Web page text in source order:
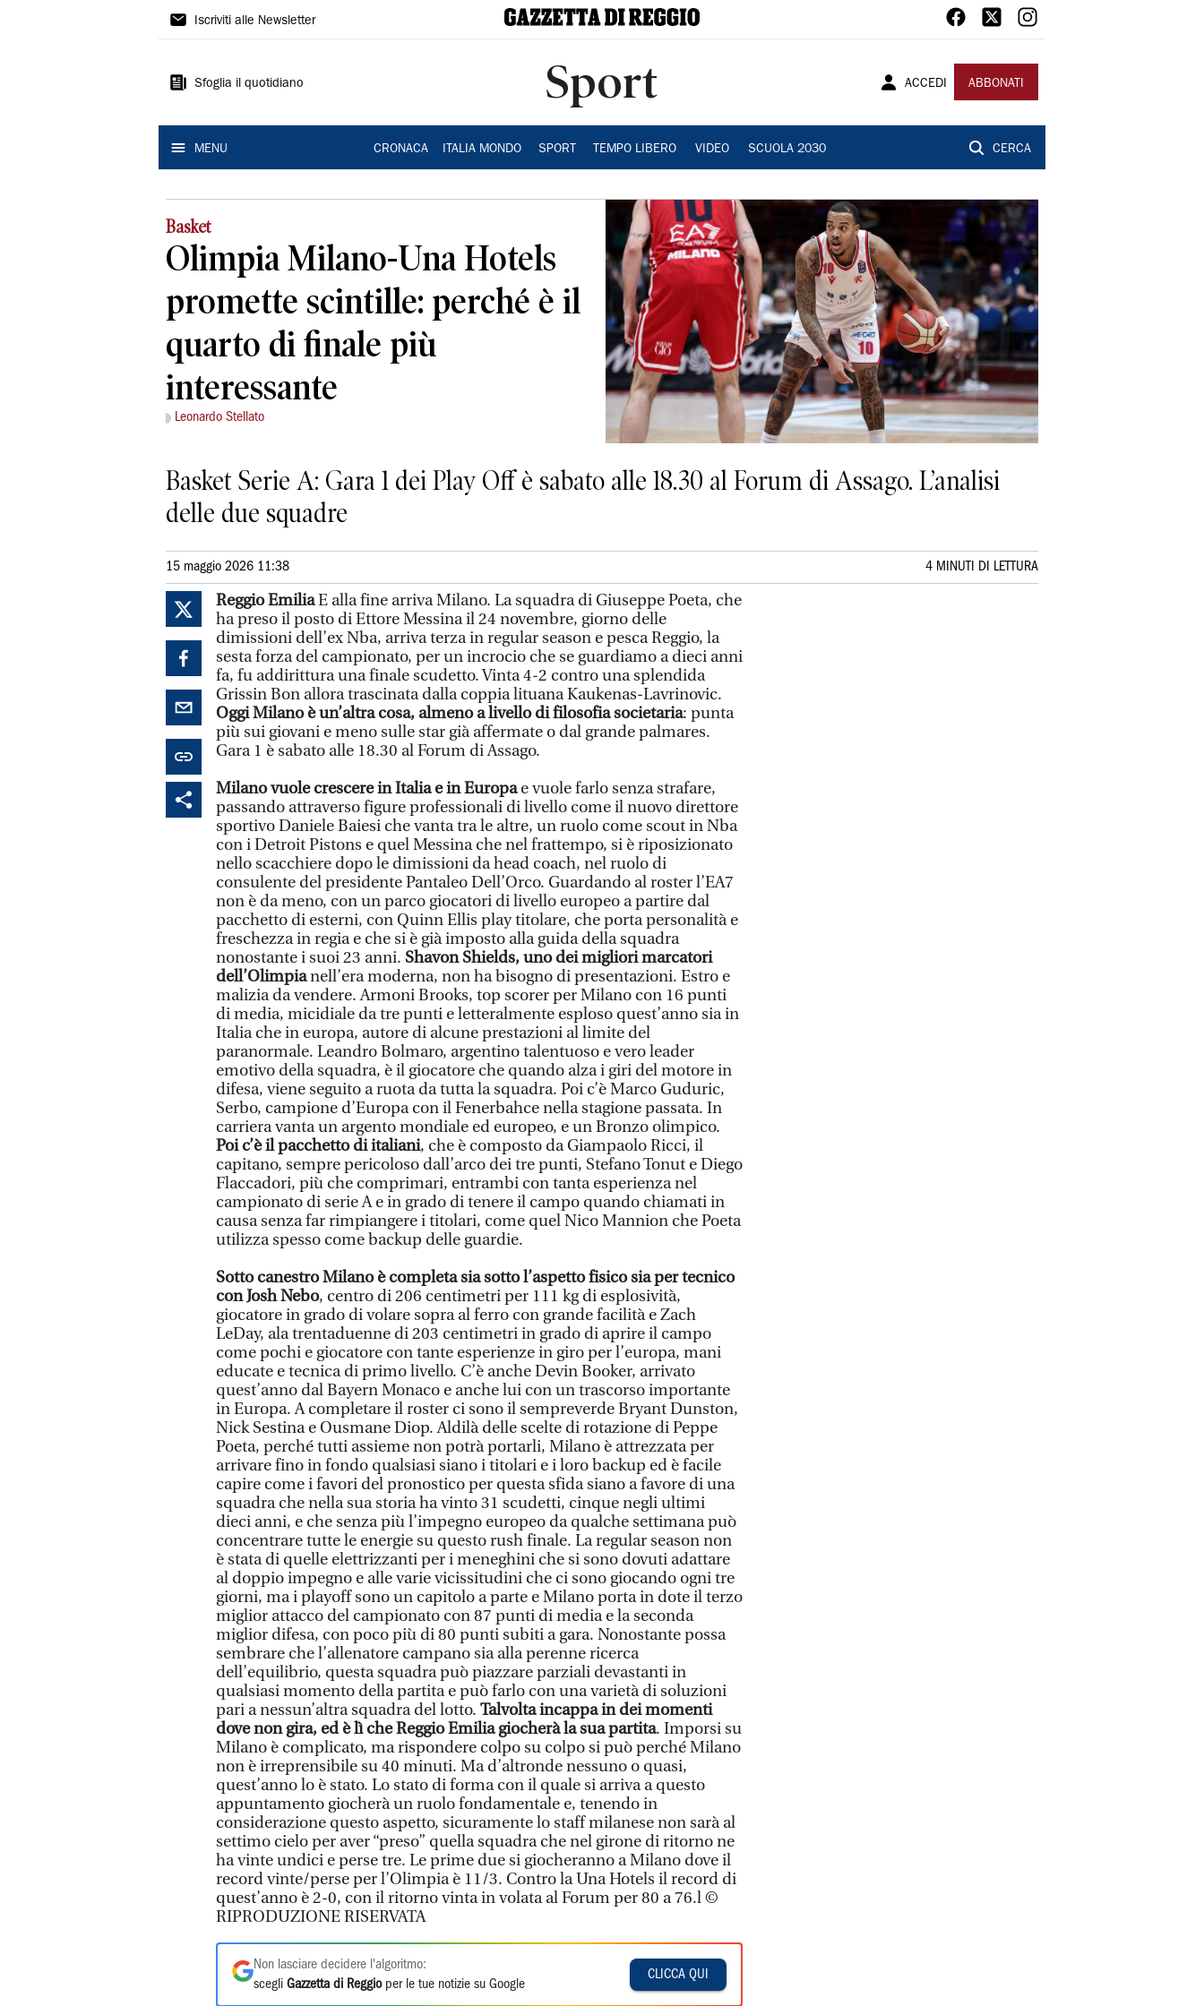
Gazzetta
Reggio
Iscriviti alle Newsletter
Sfoglia il quotidiano Sport ACCEDI ABBONATI
MENU CRONACA ITALIA MONDO SPORT TEMPO LIBERO VIDEO SCUOLA 2030 CERCA
Basket
Olimpia Milano-Una Hotels
promette scintille: perché è il
quarto di finale più
interessante
Leonardo Stellato
Basket Serie A: Gara 1 dei Play Off è sabato alle 18.30 al Forum di Assago. L’analisi
delle due squadre
15 maggio 2026 11:38 4 MINUTI DI LETTURA
Reggio EmiliaE alla fine arriva Milano. La squadra di Giuseppe Poeta, che
ha preso il posto di Ettore Messina il 24 novembre, giorno delle
dimissioni dell’ex Nba, arriva terza in regular season e pesca Reggio, la
sesta forza del campionato, per un incrocio che se guardiamo a dieci anni
fa, fu addirittura una finale scudetto. Vinta 4-2 contro una splendida
Grissin Bon allora trascinata dalla coppia lituana Kaukenas-Lavrinovic.
Oggi Milano è un’altra cosa, almeno a livello di filosofia societaria: punta
più sui giovani e meno sulle star già affermate o dal grande palmares.
Gara 1 è sabato alle 18.30 al Forum di Assago.
Milano vuole crescere in Italia e in Europae vuole farlo senza strafare,
passando attraverso figure professionali di livello come il nuovo direttore
sportivo Daniele Baiesi che vanta tra le altre, un ruolo come scout in Nba
con i Detroit Pistons e quel Messina che nel frattempo, si è riposizionato
nello scacchiere dopo le dimissioni da head coach, nel ruolo di
consulente del presidente Pantaleo Dell’Orco. Guardando al roster l’EA7
non è da meno, con un parco giocatori di livello europeo a partire dal
pacchetto di esterni, con Quinn Ellis play titolare, che porta personalità e
freschezza in regia e che si è già imposto alla guida della squadra
nonostante i suoi 23 anni. Shavon Shields, uno dei migliori marcatori
dell’Olimpianell’era moderna, non ha bisogno di presentazioni. Estro e
malizia da vendere. Armoni Brooks, top scorer per Milano con 16 punti
di media, micidiale da tre punti e letteralmente esploso quest’anno sia in
Italia che in europa, autore di alcune prestazioni al limite del
paranormale. Leandro Bolmaro, argentino talentuoso e vero leader
emotivo della squadra, è il giocatore che quando alza i giri del motore in
difesa, viene seguito a ruota da tutta la squadra. Poi c’è Marco Guduric,
Serbo, campione d’Europa con il Fenerbahce nella stagione passata. In
carriera vanta un argento mondiale ed europeo, e un Bronzo olimpico.
Poi c’è il pacchetto di italiani, che è composto da Giampaolo Ricci, il
capitano, sempre pericoloso dall’arco dei tre punti, Stefano Tonut e Diego
Flaccadori, più che comprimari, entrambi con tanta esperienza nel
campionato di serie A e in grado di tenere il campo quando chiamati in
causa senza far rimpiangere i titolari, come quel Nico Mannion che Poeta
utilizza spesso come backup delle guardie.
Sotto canestro Milano è completa sia sotto l’aspetto fisico sia per tecnico
con Josh Nebo, centro di 206 centimetri per 111 kg di esplosività,
giocatore in grado di volare sopra al ferro con grande facilità e Zach
LeDay, ala trentaduenne di 203 centimetri in grado di aprire il campo
come pochi e giocatore con tante esperienze in giro per l’europa, mani
educate e tecnica di primo livello. C’è anche Devin Booker, arrivato
quest’anno dal Bayern Monaco e anche lui con un trascorso importante
in Europa. A completare il roster ci sono il sempreverde Bryant Dunston,
Nick Sestina e Ousmane Diop. Aldilà delle scelte di rotazione di Peppe
Poeta, perché tutti assieme non potrà portarli, Milano è attrezzata per
arrivare fino in fondo qualsiasi siano i titolari e i loro backup ed è facile
capire come i favori del pronostico per questa sfida siano a favore di una
squadra che nella sua storia ha vinto 31 scudetti, cinque negli ultimi
dieci anni, e che senza più l’impegno europeo da qualche settimana può
concentrare tutte le energie su questo rush finale. La regular season non
è stata di quelle elettrizzanti per i meneghini che si sono dovuti adattare
al doppio impegno e alle varie vicissitudini che ci sono giocando ogni tre
giorni, ma i playoff sono un capitolo a parte e Milano porta in dote il terzo
miglior attacco del campionato con 87 punti di media e la seconda
miglior difesa, con poco più di 80 punti subiti a gara. Nonostante possa
sembrare che l’allenatore campano sia alla perenne ricerca
dell’equilibrio, questa squadra può piazzare parziali devastanti in
qualsiasi momento della partita e può farlo con una varietà di soluzioni
pari a nessun’altra squadra del lotto. Talvolta incappa in dei momenti
dove non gira, ed è lì che Reggio Emilia giocherà la sua partita. Imporsi su
Milano è complicato, ma rispondere colpo su colpo si può perché Milano
non è irreprensibile su 40 minuti. Ma d’altronde nessuno o quasi,
quest’anno lo è stato. Lo stato di forma con il quale si arriva a questo
appuntamento giocherà un ruolo fondamentale e, tenendo in
considerazione questo aspetto, sicuramente lo staff milanese non sarà al
settimo cielo per aver “preso” quella squadra che nel girone di ritorno ne
ha vinte undici e perse tre. Le prime due si giocheranno a Milano dove il
record vinte/perse per l’Olimpia è 11/3. Contro la Una Hotels il record di
quest’anno è 2-0, con il ritorno vinta in volata al Forum per 80 a 76.l ©
RIPRODUZIONE RISERVATA
Non lasciare decidere l'algoritmo:
scegli Gazzetta di Reggioper le tue notizie su Google
CLICCA QUI